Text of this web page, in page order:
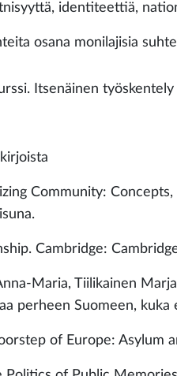
identiteettiä,
osana monilajisia
Itsenäinen
Community:
Cambridge:
Maria, Tiilikainen
perheen Suomeen, kuka
of Europe: Asylum